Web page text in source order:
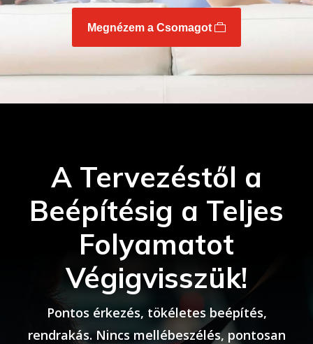
Megnézem a Csomagot
A Tervezéstől a
Beépítésig a Teljes
Folyamatot
Végigvisszük!
Pontos érkezés, tökéletes beépítés,
rendrakás. Nincs mellébeszélés, pontosan